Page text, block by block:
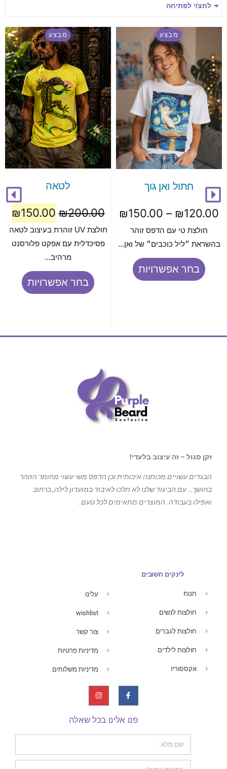
לחצ/י לפתיחה
מבצע
חתול ואן גוך
₪120.00
–
₪150.00
חולצת טי עם הדפס זוהר
בהשראת ״ליל כוכבים״ של ואן...
בחר אפשרויות
מבצע
לטאה
₪200.00
₪150.00
חולצת UV זוהרת בעיצוב לטאה
פסיכדלית עם אפקט פלורסנט
מרהיב...
בחר אפשרויות
זקן סגול – זה עיצוב בלעדי!
הבגדים עשויים מכותנה איכותית וכן הדפס משי עשוי מחומר הזוהר
בחושך… עם הביגודשלנו לא תלכו לאיבוד במועדון לילה, ברחוב
ואפילו בעבודה. המוצרים מתאימים לכל טעם.
לינקים חשובים
חנות
חולצות לנשים
חולצות לגברים
חולצות לילדים
אקססוריז
עלינו
wishlist
צור קשר
מדיניות פרטיות
מדיניות משלוחים
פנו אלינו בכל שאלה